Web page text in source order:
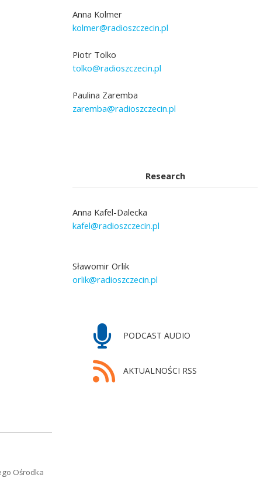
Anna Kolmer
kolmer@radioszczecin.pl
Piotr Tolko
tolko@radioszczecin.pl
Paulina Zaremba
zaremba@radioszczecin.pl
Research
Anna Kafel-Dalecka
kafel@radioszczecin.pl
Sławomir Orlik
orlik@radioszczecin.pl
PODCAST AUDIO
AKTUALNOŚCI RSS
Ośrodka